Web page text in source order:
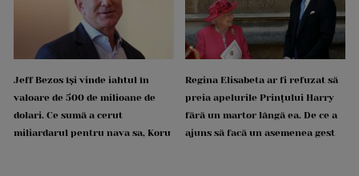
Jeff Bezos își vinde iahtul în
valoare de 500 de milioane de
dolari. Ce sumă a cerut
miliardarul pentru nava sa, Koru
Regina Elisabeta ar fi refuzat să
preia apelurile Prințului Harry
fără un martor lângă ea. De ce a
ajuns să facă un asemenea gest